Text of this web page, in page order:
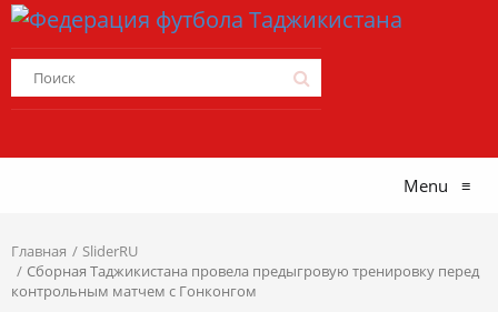
Menu ≡
Главная
SliderRU
Сборная Таджикистана провела предыгровую тренировку перед
контрольным матчем с Гонконгом